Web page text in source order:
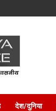
देश/दुनिया